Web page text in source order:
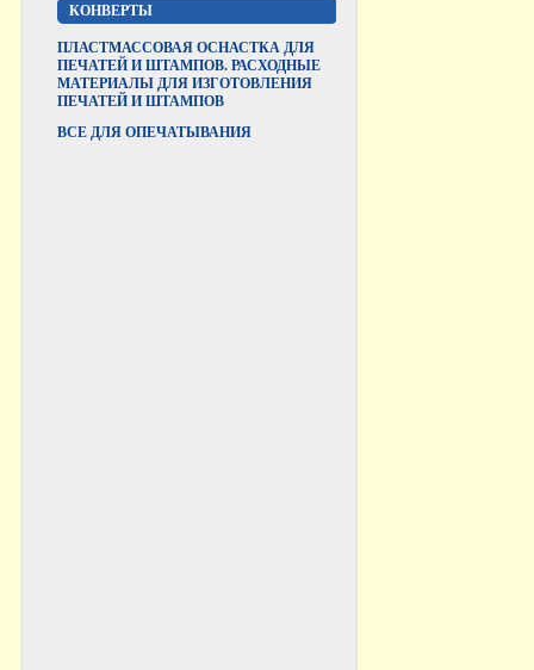
КОНВЕРТЫ
ПЛАСТМАССОВАЯ ОСНАСТКА ДЛЯ
ПЕЧАТЕЙ И ШТАМПОВ. РАСХОДНЫЕ
МАТЕРИАЛЫ ДЛЯ ИЗГОТОВЛЕНИЯ
ПЕЧАТЕЙ И ШТАМПОВ
ВCЕ ДЛЯ ОПЕЧАТЫВАНИЯ